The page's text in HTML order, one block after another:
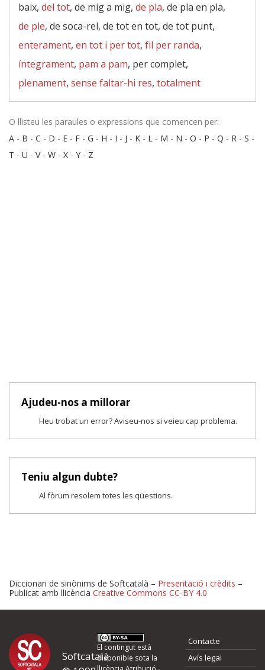
baix, del tot, de mig a mig, de pla, de pla en pla,
de ple, de soca-rel, de tot en tot, de tot punt,
enterament, en tot i per tot, fil per randa,
íntegrament, pam a pam, per complet,
plenament, sense faltar-hi res, totalment
O llisteu les paraules o expressions que comencen per:
A - B - C - D - E - F - G - H - I - J - K - L - M - N - O - P - Q - R - S -
T - U - V- W - X - Y - Z
Ajudeu-nos a millorar
Heu trobat un error? Aviseu-nos si veieu cap problema.
Teniu algun dubte?
Al fòrum resolem totes les qüestions.
Proposeu-nos millores o
d'errors
Diccionari de sinònims de Softcatalà – Presentació i crèdits –
Publicat amb llicència Creative Commons CC-BY 4.0
Softcatalà
El contingut està
disponible sota la
Contacte
Avís legal